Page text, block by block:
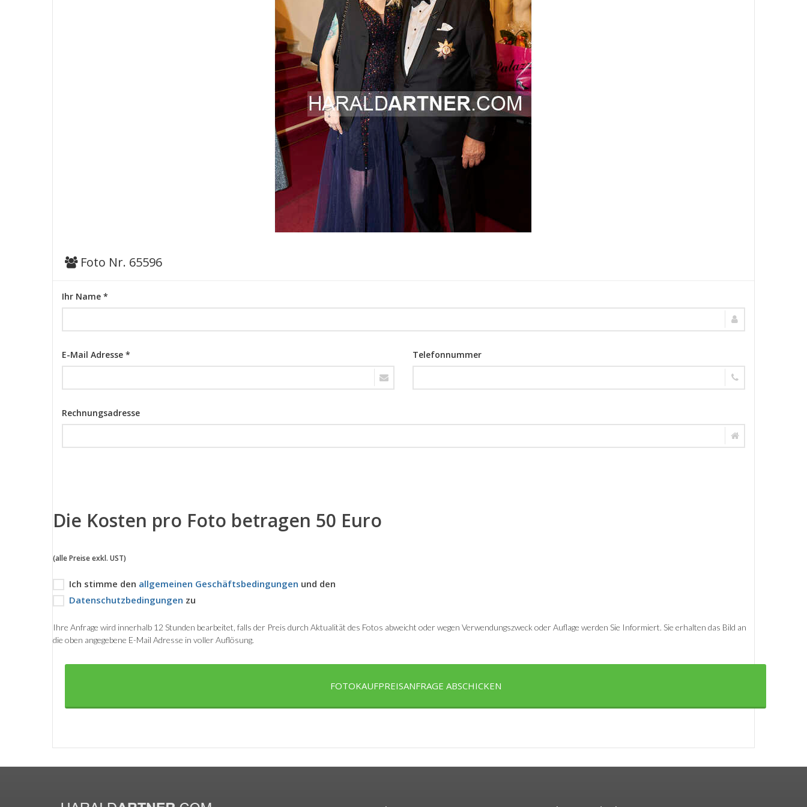
Foto Nr. 65596
Ihr Name *
E-Mail Adresse * Telefonnummer
Rechnungsadresse
Die Kosten pro Foto betragen 50 Euro
(alle Preise exkl. UST)
Ich stimme den allgemeinen Geschäftsbedingungen und den
Datenschutzbedingungen zu
Ihre Anfrage wird innerhalb 12 Stunden bearbeitet, falls der Preis durch Aktualität des Fotos abweicht oder wegen Verwendungszweck oder Auflage werden Sie Informiert. Sie erhalten das Bild an
die oben angegebene E-Mail Adresse in voller Auflösung.
FOTOKAUFPREISANFRAGE ABSCHICKEN